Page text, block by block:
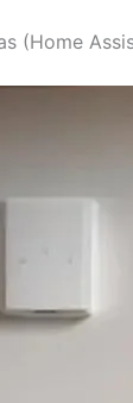
(Home